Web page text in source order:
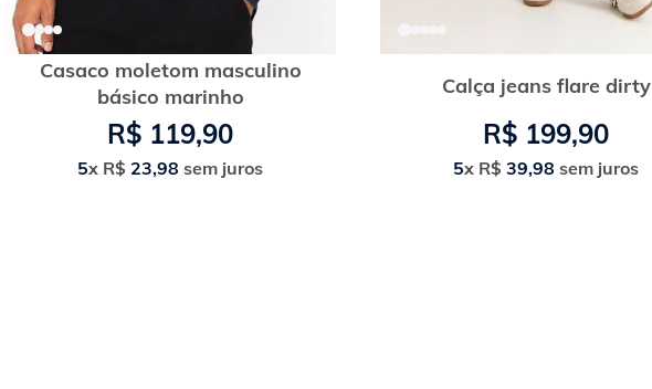
Casaco moletom masculino
básico marinho
R$ 119,90
5x R$ 23,98 sem juros
Calça jeans flare dirty
R$ 199,90
5x R$ 39,98 sem juros